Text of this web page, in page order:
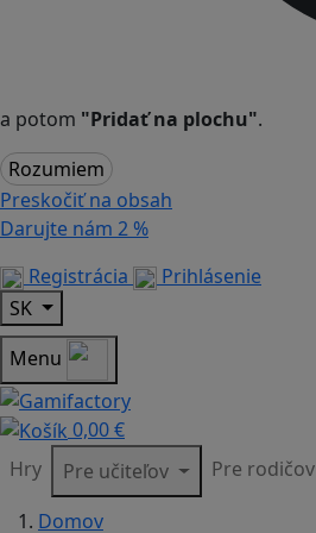
a potom "Pridať na plochu".
Rozumiem
Preskočiť na obsah
Darujte nám 2 %
Registrácia
Prihlásenie
SK
Menu
0,00 €
Hry
Pre učiteľov Pre rodičov
Domov